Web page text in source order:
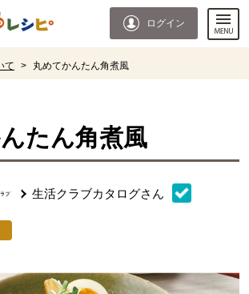
ログイン
て > 丸めてかんたん角煮風
たん角煮風
生活クラブカタログさん